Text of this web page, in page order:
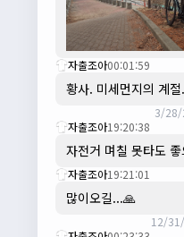
자출조아00:01:59
황사. 미세먼지의 계
3/28/
자출조아19:20:38
자전거 며칠 못타도
자출조아19:21:01
많이오길...🙏
12/